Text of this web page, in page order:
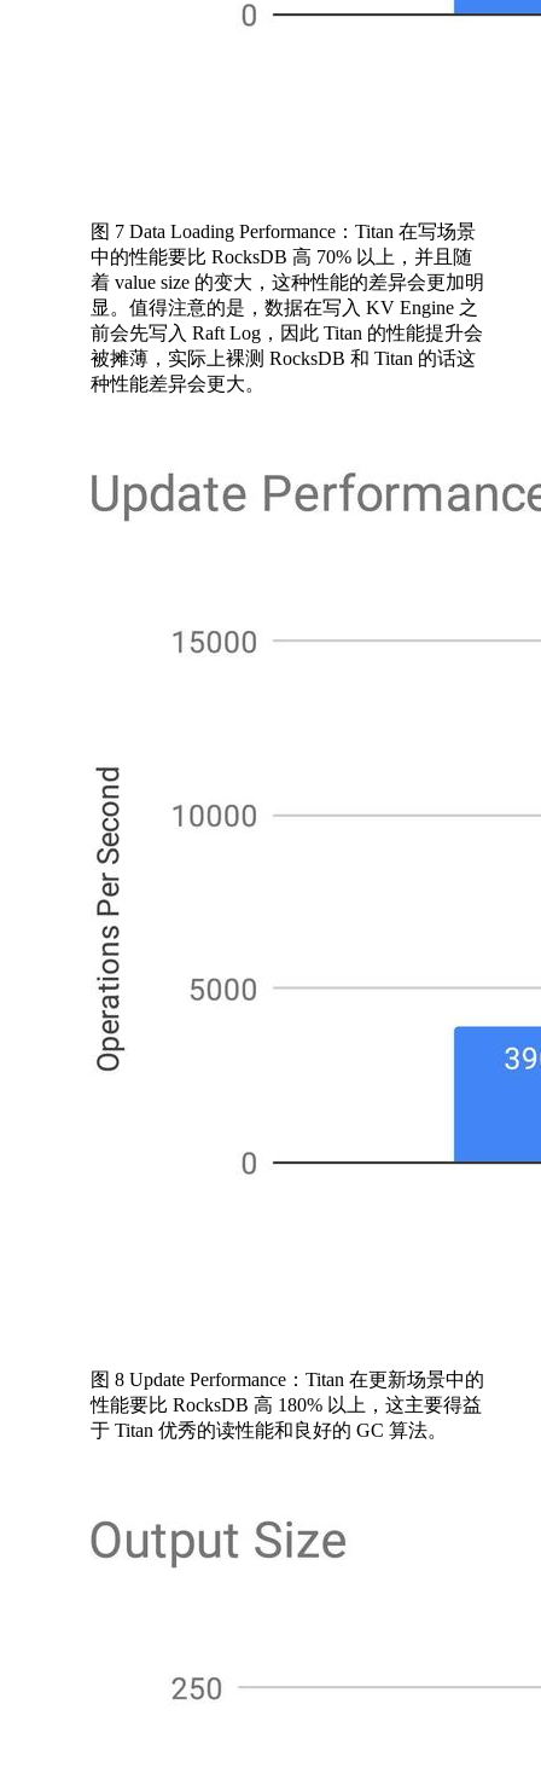
图 7 Data Loading Performance：Titan 在写场景
中的性能要比 RocksDB 高 70% 以上，并且随
着 value size 的变大，这种性能的差异会更加明
显。值得注意的是，数据在写入 KV Engine 之
前会先写入 Raft Log，因此 Titan 的性能提升会
被摊薄，实际上裸测 RocksDB 和 Titan 的话这
种性能差异会更大。
图 8 Update Performance：Titan 在更新场景中的
性能要比 RocksDB 高 180% 以上，这主要得益
于 Titan 优秀的读性能和良好的 GC 算法。